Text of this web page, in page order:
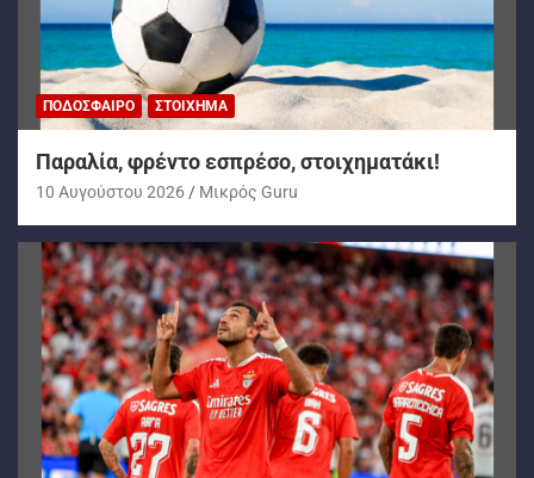
ΠΟΔΌΣΦΑΙΡΟ ΣΤΟΊΧΗΜΑ
Παραλία, φρέντο εσπρέσο, στοιχηματάκι!
10 Αυγούστου 2026 Mικρός Guru